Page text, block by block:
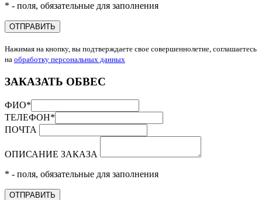
* - поля, обязательные для заполнения
ОТПРАВИТЬ
Нажимая на кнопку, вы подтверждаете свое совершеннолетие, соглашаетесь
на обработку персональных данных
ЗАКАЗАТЬ ОБВЕС
ФИО*
ТЕЛЕФОН*
ПОЧТА
ОПИСАНИЕ ЗАКАЗА
* - поля, обязательные для заполнения
ОТПРАВИТЬ